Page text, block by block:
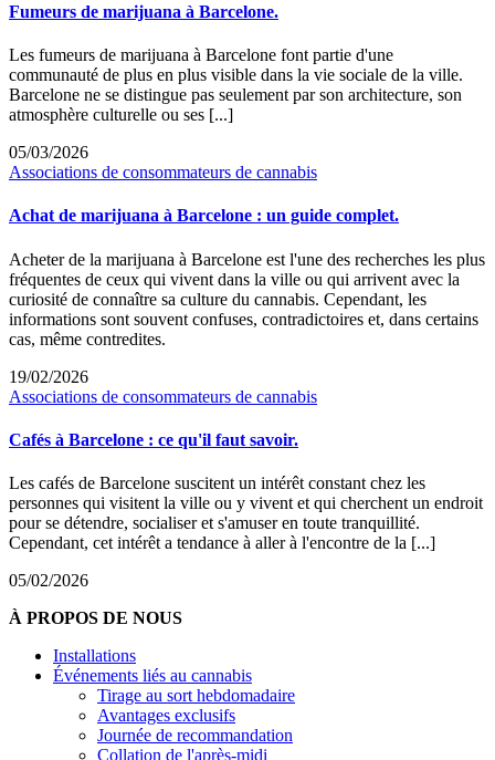
Fumeurs de marijuana à Barcelone.
Les fumeurs de marijuana à Barcelone font partie d'une
communauté de plus en plus visible dans la vie sociale de la ville.
Barcelone ne se distingue pas seulement par son architecture, son
atmosphère culturelle ou ses [...]
05/03/2026
Associations de consommateurs de cannabis
Achat de marijuana à Barcelone : un guide complet.
Acheter de la marijuana à Barcelone est l'une des recherches les plus
fréquentes de ceux qui vivent dans la ville ou qui arrivent avec la
curiosité de connaître sa culture du cannabis. Cependant, les
informations sont souvent confuses, contradictoires et, dans certains
cas, même contredites.
19/02/2026
Associations de consommateurs de cannabis
Cafés à Barcelone : ce qu'il faut savoir.
Les cafés de Barcelone suscitent un intérêt constant chez les
personnes qui visitent la ville ou y vivent et qui cherchent un endroit
pour se détendre, socialiser et s'amuser en toute tranquillité.
Cependant, cet intérêt a tendance à aller à l'encontre de la [...]
05/02/2026
À PROPOS DE NOUS
Installations
Événements liés au cannabis
Tirage au sort hebdomadaire
Avantages exclusifs
Journée de recommandation
Collation de l'après-midi